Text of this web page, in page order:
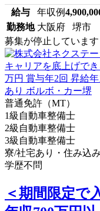
給与 年収例
勤務地 大阪府 堺市
募集が停止しています
普通免許（MT）
1級自動車整備士
2級自動車整備士
3級自動車整備士
寮/社宅あり・住み込み
学歴不問
＜期間限定で